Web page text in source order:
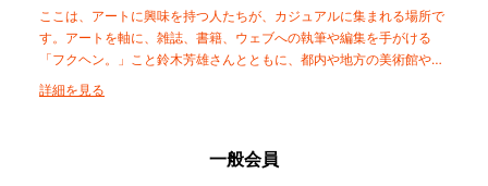
ここは、アートに興味を持つ人たちが、カジュアルに集まれる場所で
す。アートを軸に、雑誌、書籍、ウェブへの執筆や編集を手がける
「フクヘン。」こと鈴木芳雄さんとともに、都内や地方の美術館やギ
ャラリーを巡り、 アートを楽しみながら学びます。
詳細を見る
一般会員